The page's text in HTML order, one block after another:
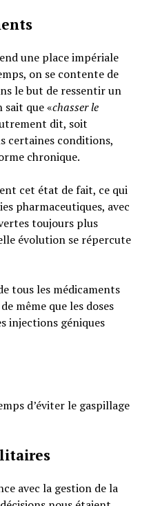
une place impériale
on se contente de
le but de ressentir un
que «chasser le
dit, soit
certaines conditions,
chronique.
cet état de fait, ce qui
pharmaceutiques, avec
toujours plus
évolution se répercute
tous les médicaments
même que les doses
injections géniques
d’éviter le gaspillage
avec la gestion de la